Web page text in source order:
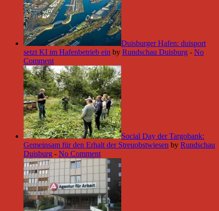
Duisburger Hafen: duisport
setzt KI im Hafenbetrieb ein by Rundschau Duisburg - No
Comment
Social Day der Targobank:
Gemeinsam für den Erhalt der Streuobstwiesen by Rundschau
Duisburg - No Comment